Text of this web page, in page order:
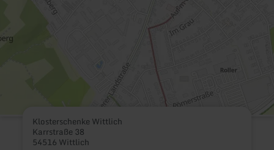
Klosterschenke Wittlich
Karrstraße 38
54516 Wittlich